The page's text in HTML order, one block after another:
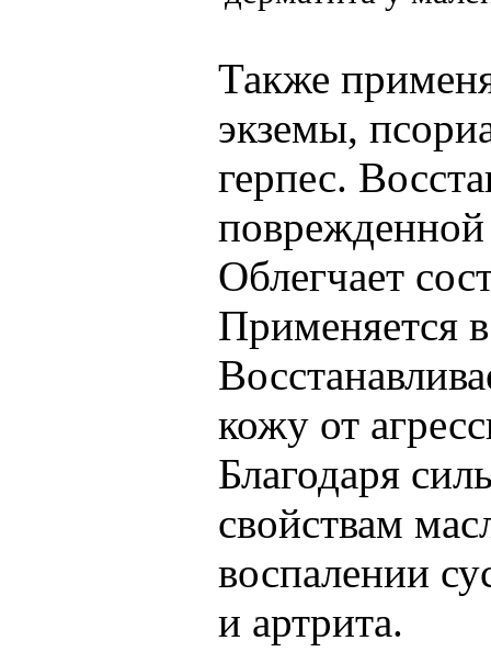
Также
экземы,
герпес.
Облегчает
Применяется в
кожу от
Благодаря
свойствам
воспалении
и артрита.